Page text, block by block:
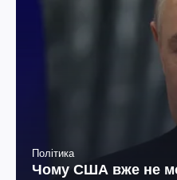
Політика
Чому США вже не